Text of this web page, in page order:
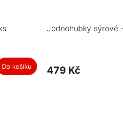
Do košíku
Jednohubky sýrové
479 Kč